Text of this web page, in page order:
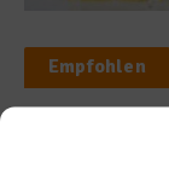
Empfohlen